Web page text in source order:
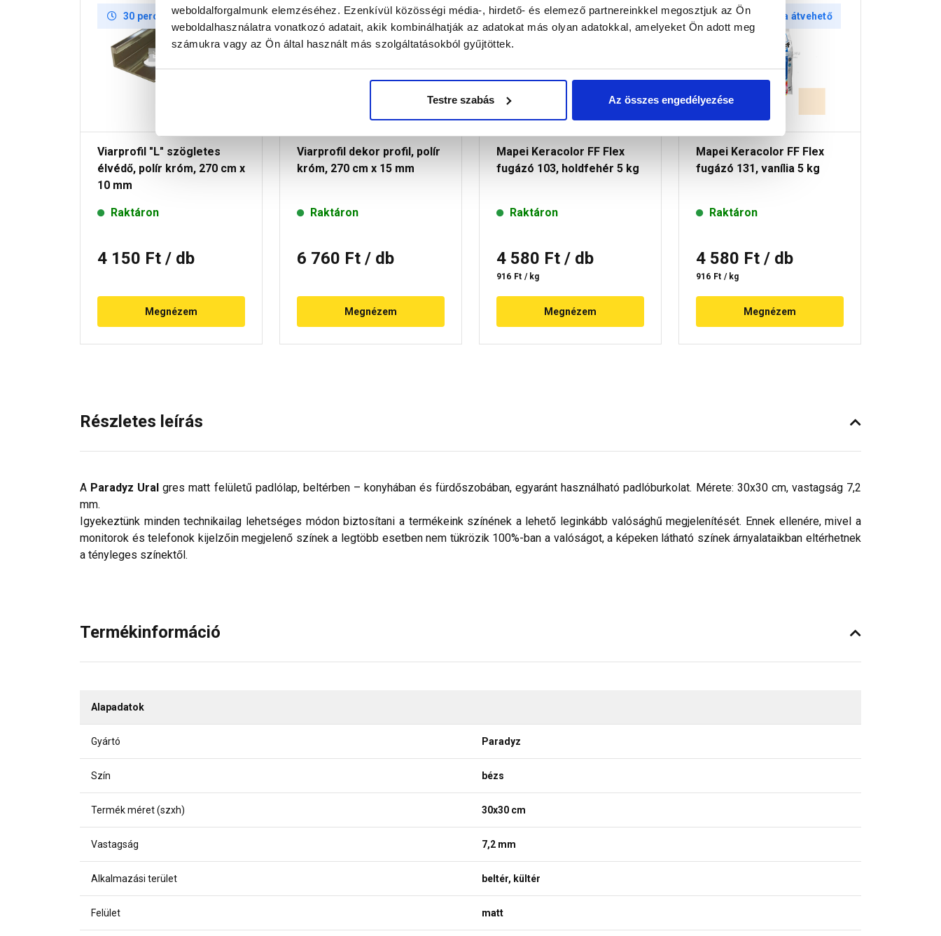
weboldalforgalmunk elemzéséhez. Ezenkívül közösségi média-, hirdető- és elemező partnereinkkel megosztjuk az Ön
weboldalhasználatra vonatkozó adatait, akik kombinálhatják az adatokat más olyan adatokkal, amelyeket Ön adott meg
számukra vagy az Ön által használt más szolgáltatásokból gyűjtöttek.
Testre szabás Az összes engedélyezése
30 perc múlva átvehető
Viarprofil "L" szögletes
élvédő, polír króm, 270 cm x
10 mm
Raktáron
4 150 Ft / db
Megnézem
30 perc múlva átvehető
Viarprofil dekor profil, polír
króm, 270 cm x 15 mm
Raktáron
6 760 Ft / db
Megnézem
30 perc múlva átvehető
Mapei Keracolor FF Flex
fugázó 103, holdfehér 5 kg
Raktáron
4 580 Ft / db
916 Ft / kg
Megnézem
30 perc múlva átvehető
Mapei Keracolor FF Flex
fugázó 131, vanília 5 kg
Raktáron
4 580 Ft / db
916 Ft / kg
Megnézem
Részletes leírás
A Paradyz Ural gres matt felületű padlólap, beltérben – konyhában és fürdőszobában, egyaránt használható padlóburkolat. Mérete: 30x30 cm, vastagság 7,2
mm.
Igyekeztünk minden technikailag lehetséges módon biztosítani a termékeink színének a lehető leginkább valósághű megjelenítését. Ennek ellenére, mivel a
monitorok és telefonok kijelzőin megjelenő színek a legtöbb esetben nem tükrözik 100%-ban a valóságot, a képeken látható színek árnyalataikban eltérhetnek
a tényleges színektől.
Termékinformáció
Alapadatok
Gyártó Paradyz
Szín bézs
Termék méret (szxh) 30x30 cm
Vastagság 7,2 mm
Alkalmazási terület beltér, kültér
Felület matt